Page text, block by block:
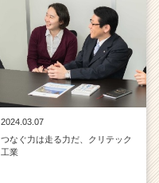
2024.03.07
つなぐ力は走る力だ、クリテック
工業